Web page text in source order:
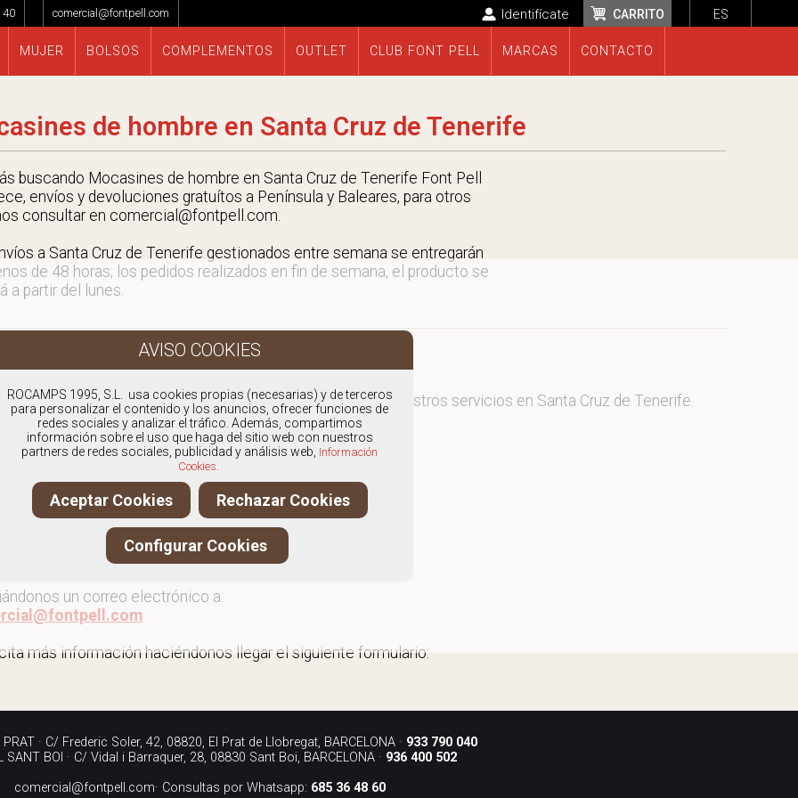
ES
40 comercial@fontpell.com CARRITO
Identifícate
MUJER BOLSOS COMPLEMENTOS OUTLET CLUB FONT PELL MARCAS CONTACTO
de hombre en Santa Cruz de Tenerife
buscando Mocasines de hombre en Santa Cruz de Tenerife Font Pell
envíos y devoluciones gratuítos a Península y Baleares, para otros
consultar en comercial@fontpell.com.
a Santa Cruz de Tenerife gestionados entre semana se entregarán
de 48 horas; los pedidos realizados en fin de semana, el producto se
a partir del lunes.
especialistas en Mocasines de hombre, y ofrecemos nuestros servicios en Santa Cruz de Tenerife.
más mocasines de hombre
más información llamándonos a los teléfonos:
040
un correo electrónico a:
más información haciéndonos llegar el siguiente formulario:
PRAT · C/ Frederic Soler, 42, 08820, El Prat de Llobregat, BARCELONA · 933 790 040
SANT BOI · C/ Vidal i Barraquer, 28, 08830 Sant Boi, BARCELONA · 936 400 502
comercial@fontpell.com· Consultas por Whatsapp: 685 36 48 60
ROCAMPS 1995, S.L. usa cookies propias (necesarias) y de terceros
para personalizar el contenido y los anuncios, ofrecer funciones de
redes sociales y analizar el tráfico. Además, compartimos
información sobre el uso que haga del sitio web con nuestros
partners de redes sociales, publicidad y análisis web, Información
Cookies.
Aceptar Cookies Rechazar Cookies
Configurar Cookies